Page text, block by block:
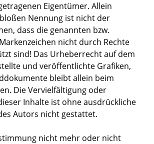
Eigentümer. Allein
Nennung ist nicht der
dass die genannten bzw.
nicht durch Rechte
sind! Das Urheberrecht auf dem
und veröffentlichte Grafiken,
bleibt allein beim
Die Vervielfältigung oder
Inhalte ist ohne ausdrückliche
Autors nicht gestattet.
nicht mehr oder nicht